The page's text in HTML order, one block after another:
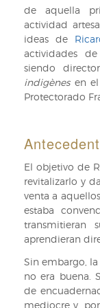
castaño.
Sig:
CS2/MS255
de aquella
actividad
ideas de
actividades
siendo
indigènesen el
Protectorado
El objetivo de
revitalizarlo y
venta a
estaba
transmitieran
aprendieran
Sin embargo,
no era buena.
de
mediocre y,